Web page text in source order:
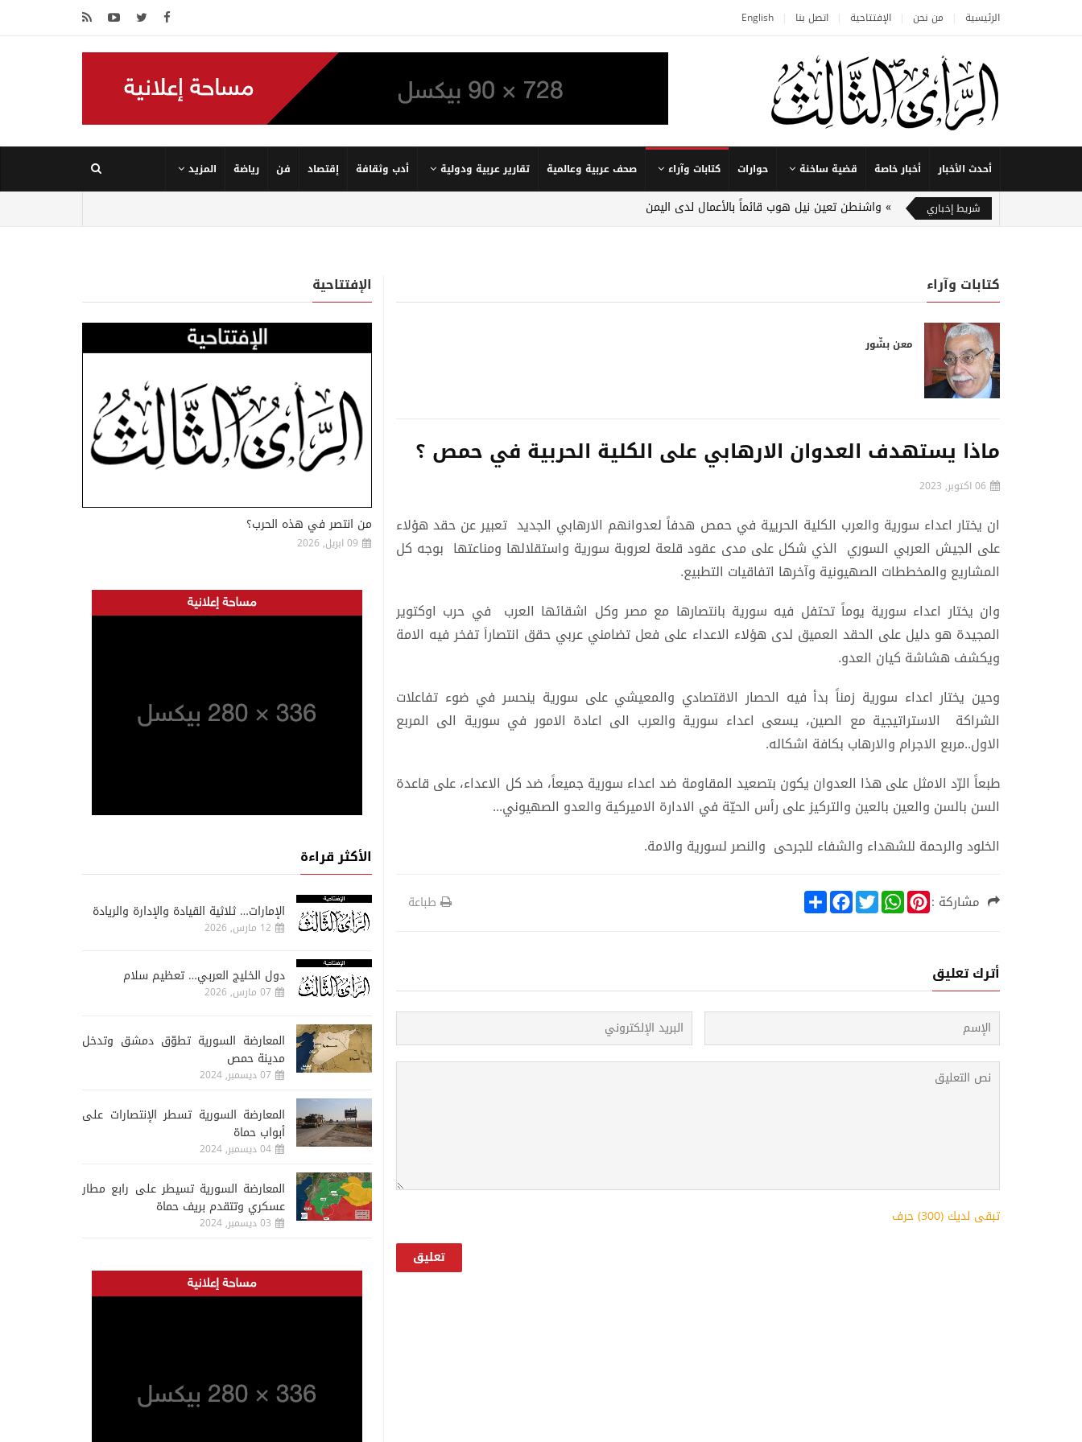
الرئيسية من نحن الإفتتاحية اتصل بنا English
أحدث الأخبار أخبار خاصة قضية ساخنة حوارات كتابات وآراء صحف عربية وعالمية تقارير عربية ودولية أدب وثقافة إقتصاد فن رياضة المزيد
شريط إخباري واشنطن تعين نيل هوب قائماً بالأعمال لدى اليمن
كتابات وآراء
معن بشّور
ماذا يستهدف العدوان الارهابي على الكلية الحربية في حمص ؟
06 اكتوبر, 2023
ان يختار اعداء سورية والعرب الكلية الحريية في حمص هدفاً لعدوانهم الارهابي الجديد تعبير عن حقد هؤلاء
على الجيش العربي السوري الذي شكل على مدى عقود قلعة لعروبة سورية واستقلالها ومناعتها بوجه كل
المشاريع والمخططات الصهيونية وآخرها اتفاقيات التطبيع.
وان يختار اعداء سورية يوماً تحتفل فيه سورية بانتصارها مع مصر وكل اشقائها العرب في حرب اوكتوير
المجيدة هو دليل على الحقد العميق لدى هؤلاء الاعداء على فعل تضامني عربي حقق انتصاراَ تفخر فيه الامة
ويكشف هشاشة كيان العدو.
وحين يختار اعداء سورية زمناً بدأ فيه الحصار الاقتصادي والمعيشي على سورية ينحسر في ضوء تفاعلات
الشراكة الاستراتيجية مع الصين، يسعى اعداء سورية والعرب الى اعادة الامور في سورية الى المربع
الاول..مربع الاجرام والارهاب بكافة اشكاله.
طبعاً الرّد الامثل على هذا العدوان يكون بتصعيد المقاومة ضد اعداء سورية جميعاً، ضد كل الاعداء، على قاعدة
السن بالسن والعين بالعين والتركيز على رأس الحيّة في الادارة الاميركية والعدو الصهيوني...
الخلود والرحمة للشهداء والشفاء للجرحى والنصر لسورية والامة.
مشاركة : S
h
F
a
k
T
w
W
h
p
P
i
s
طباعة
أترك تعليق
تبقى لديك (300) حرف
الإفتتاحية
من انتصر في هذه الحرب؟
09 ابريل, 2026
الأكثر قراءة
الإمارات… ثلاثية القيادة والإدارة والريادة
12 مارس, 2026
دول الخليج العربي… تعظيم سلام
07 مارس, 2026
المعارضة السورية تطوّق دمشق وتدخل
مدينة حمص
07 ديسمبر, 2024
المعارضة السورية تسطر الإنتصارات على
أبواب حماة
04 ديسمبر, 2024
المعارضة السورية تسيطر على رابع مطار
عسكري وتتقدم بريف حماة
03 ديسمبر, 2024